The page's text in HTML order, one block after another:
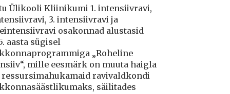
Ülikooli Kliinikumi 1. intensiivravi,
3. intensiivravi ja
osakonnad alustasid
aasta sügisel
„Roheline
mille eesmärk on muuta haigla
ravivaldkondi
säilitades